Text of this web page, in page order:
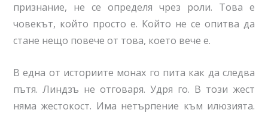
признание, не се определя чрез роли. Това е
човекът, който просто е. Който не се опитва да
стане нещо повече от това, което вече е.
В една от историите монах го пита как да следва
пътя. Линдзъ не отговаря. Удря го. В този жест
няма жестокост. Има нетърпение към илюзията.